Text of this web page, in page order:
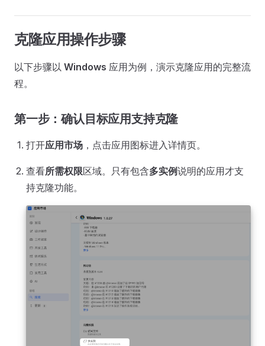
克隆应用操作步骤
以下步骤以 Windows 应用为例，演示克隆应用的完整流
程。
第一步：确认目标应用支持克隆
打开应用市场 ，点击应用图标进入详情页。
查看所需权限区域。只有包含多实例说明的应用才支
持克隆功能。